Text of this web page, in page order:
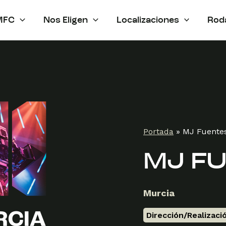
Nos Eligen Localizaciones
Portada » MJ
MJ
Murcia
Dirección/